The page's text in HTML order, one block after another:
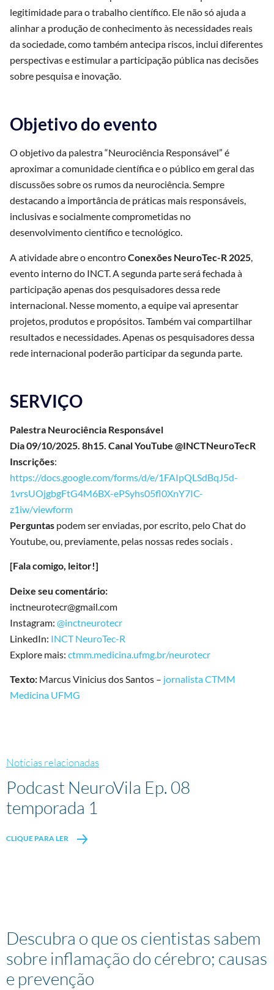
legitimidade para o trabalho científico. Ele não só ajuda a
alinhar a produção de conhecimento às necessidades reais
da sociedade, como também antecipa riscos, inclui diferentes
perspectivas e estimular a participação pública nas decisões
sobre pesquisa e inovação.
Objetivo do evento
O objetivo da palestra “Neurociência Responsável” é
aproximar a comunidade científica e o público em geral das
discussões sobre os rumos da neurociência. Sempre
destacando a importância de práticas mais responsáveis,
inclusivas e socialmente comprometidas no
desenvolvimento científico e tecnológico.
A atividade abre o encontroConexões NeuroTec-R 2025
evento interno do INCT. A segunda parte será fechada à
participação apenas dos pesquisadores dessa rede
internacional. Nesse momento, a equipe vai apresentar
projetos, produtos e propósitos. Também vai compartilhar
resultados e necessidades. Apenas os pesquisadores dessa
rede internacional poderão participar da segunda parte.
SERVIÇO
Palestra Neurociência Responsável
Dia 09/10/2025. 8h15. Canal YouTube @INCTNeuroTecR
Inscrições:
https://docs.google.com/forms/d/e/1FAIpQLSdBqJ5d-
1vrsUOjgbgFtG4M6BX-ePSyhs05fl0XnY7IC-
z1iw/viewform
Perguntas podem ser enviadas, por escrito, pelo Chat do
Youtube, ou, previamente, pelas nossas redes sociais .
[Fala comigo, leitor!]
Deixe seu comentário:
inctneurotecr@gmail.com
Instagram: @inctneurotecr
LinkedIn: INCT NeuroTec-R
Explore mais: ctmm.medicina.ufmg.br/neurotecr
Texto: Marcus Vinicius dos Santos – jornalista CTMM
Medicina UFMG
Notícias relacionadas
Podcast NeuroVila Ep. 08
temporada 1
CLIQUE PARA LER
Descubra o que os cientistas sabem
sobre inflamação do cérebro; causas
e prevenção